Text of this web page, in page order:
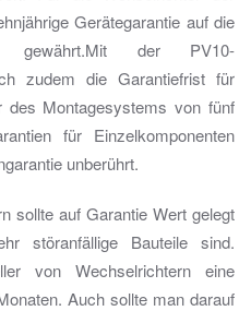
Gerätegarantie auf die
gewährt.Mit der PV10-
zudem die Garantiefrist für
des Montagesystems von fünf
für Einzelkomponenten
unberührt.
sollte auf Garantie Wert gelegt
störanfällige Bauteile sind.
von Wechselrichtern eine
Auch sollte man darauf